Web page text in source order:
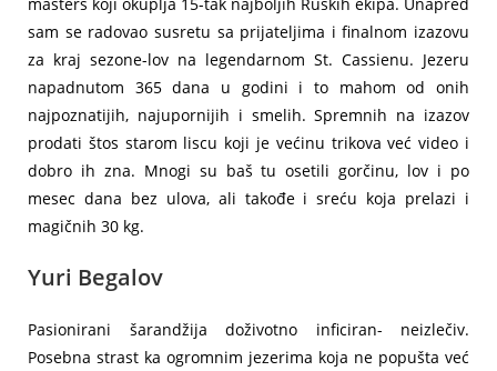
sam se radovao susretu sa prijateljima i finalnom izazovu
za kraj sezone-lov na legendarnom St. Cassienu. Jezeru
napadnutom 365 dana u godini i to mahom od onih
najpoznatijih, najupornijih i smelih. Spremnih na izazov
prodati štos starom liscu koji je većinu trikova već video i
dobro ih zna. Mnogi su baš tu osetili gorčinu, lov i po
mesec dana bez ulova, ali takođe i sreću koja prelazi i
magičnih 30 kg.
Yuri Begalov
Pasionirani šarandžija doživotno inficiran- neizlečiv.
Posebna strast ka ogromnim jezerima koja ne popušta već